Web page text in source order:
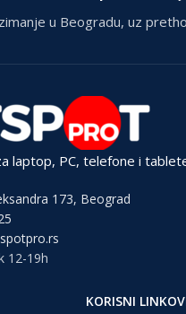
u Beogradu, uz
laptop, PC, telefone i
173, Beograd
12-19h
KORISNI